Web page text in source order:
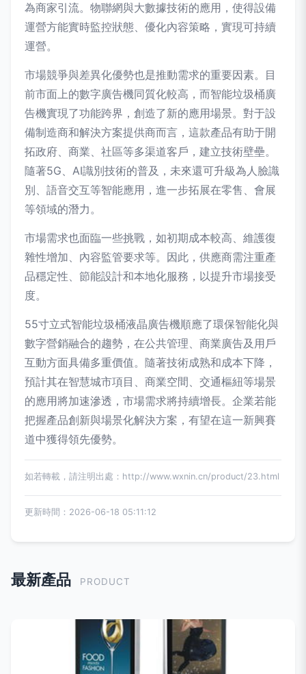
為商家引流。物聯網與大數據技術的應用，使得設備
運營方能實時監控狀態、優化內容策略，實現可持續
運營。
市場競爭與差異化優勢也是推動需求的重要因素。目
前市面上的數字廣告機同質化較高，而智能垃圾桶廣
告機實現了功能跨界，創造了新的應用場景。對于設
備制造商和解決方案提供商而言，這款產品有助于開
拓政府、商業、社區等多渠道客戶，建立技術壁壘。
隨著5G、AI識別技術的普及，未來還可升級為人臉識
別、語音交互等智能應用，進一步拓展在零售、會展
等領域的潛力。
市場需求也面臨一些挑戰，如初期成本較高、維護復
雜性增加、內容監管要求等。因此，供應商需注重產
品穩定性、節能設計和本地化服務，以提升市場接受
度。
55寸立式智能垃圾桶液晶廣告機順應了環保智能化與
數字營銷融合的趨勢，在公共管理、商業廣告及用戶
互動方面具備多重價值。隨著技術成熟和成本下降，
預計其在智慧城市項目、商業空間、交通樞紐等場景
的應用將加速滲透，市場需求將持續增長。企業若能
把握產品創新與場景化解決方案，有望在這一新興賽
道中獲得領先優勢。
如若轉載，請注明出處：http://www.wxnin.cn/product/23.html
更新時間：2026-06-18 05:11:12
最新產品 PRODUCT